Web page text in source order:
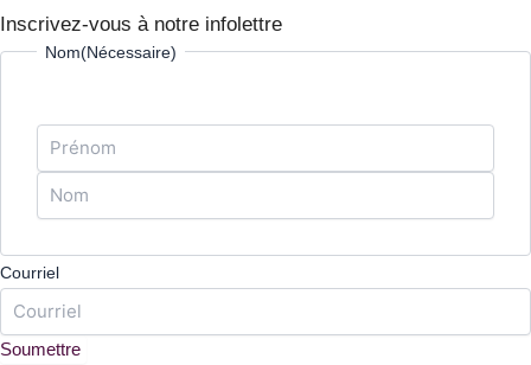
Inscrivez-vous à notre infolettre
Nom(Nécessaire)
Prénom
Nom
Courriel